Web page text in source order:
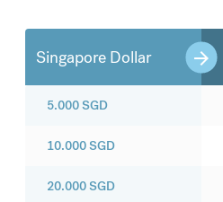
Singapore Dollar
5.000SGD
10.000SGD
20.000SGD